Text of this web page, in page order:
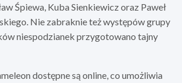
Śpiewa, Kuba Sienkiewicz oraz Paweł
Nie zabraknie też występów grupy
niespodzianek przygotowano tajny
dostępne są online, co umożliwia